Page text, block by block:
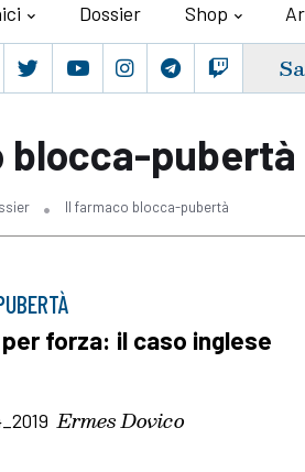
Dossier Shop
blocca-pubertà
Il farmaco blocca-pubertà
forza: il caso inglese
Ermes Dovico